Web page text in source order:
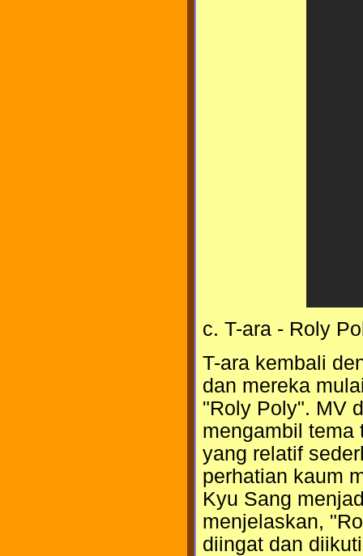
c. T-ara - Roly
T-ara kembali
dan mereka
"Roly Poly". MV
mengambil tema
yang relatif
perhatian kaum
Kyu Sang
menjelaskan,
diingat dan